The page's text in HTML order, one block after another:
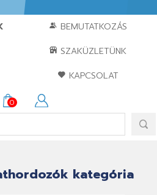
BEMUTATKOZÁS
SZAKÜZLETÜNK
KAPCSOLAT
0
kategória